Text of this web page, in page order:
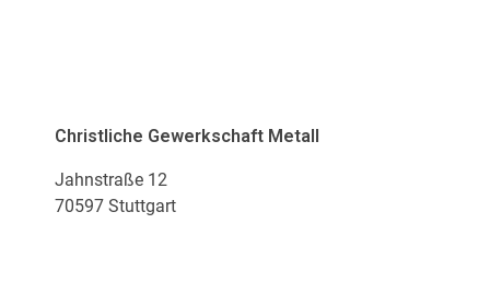
Christliche Gewerkschaft Metall
Jahnstraße 12
70597 Stuttgart